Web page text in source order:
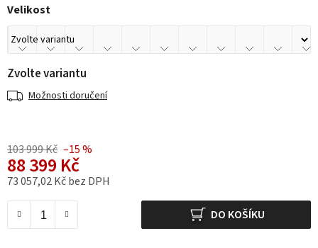
Velikost
Zvolte variantu
Možnosti doručení
103 999 Kč –15 %
88 399 Kč
73 057,02 Kč bez DPH
DO KOŠÍKU